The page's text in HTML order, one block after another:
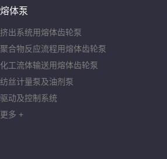
熔体泵
挤出系统用熔体齿轮泵
聚合物反应流程用熔体齿轮泵
化工流体输送用熔体齿轮泵
纺丝计量泵及油剂泵
驱动及控制系统
更多 +